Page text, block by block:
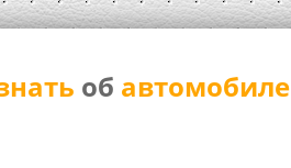
об автомобиле